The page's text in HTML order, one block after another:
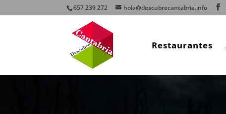
657 239 272 hola@descubrecantabria.info
Restaurantes